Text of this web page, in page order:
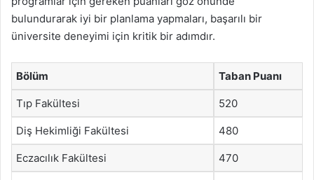
bulundurarak iyi bir planlama yapmaları, başarılı bir
üniversite deneyimi için kritik bir adımdır.
Bölüm Taban Puanı
Tıp Fakültesi 520
Diş Hekimliği Fakültesi 480
Eczacılık Fakültesi 470